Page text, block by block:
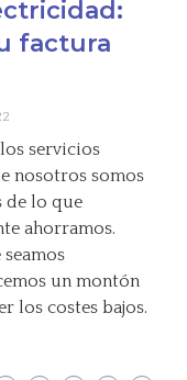
factura
servicios
nosotros somos
de lo que
ahorramos.
un montón
los costes bajos.